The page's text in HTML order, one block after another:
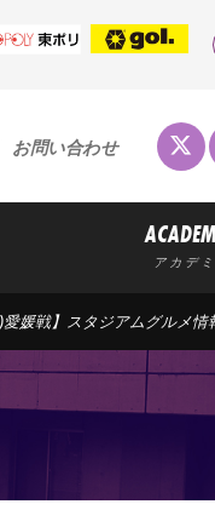
お問い合わせ
アカデ
媛戦】スタジアムグルメ情